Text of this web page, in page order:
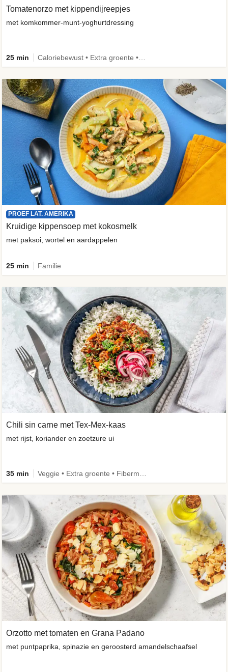
Tomatenorzo met kippendijreepjes
met komkommer-munt-yoghurtdressing
25 min
PROEF LAT. AMERIKA
Kruidige kippensoep met kokosmelk
met paksoi, wortel en aardappelen
25 min Familie
Chili sin carne met Tex-Mex-kaas
met rijst, koriander en zoetzure ui
35 min
Orzotto met tomaten en Grana Padano
met puntpaprika, spinazie en geroosterd amandelschaafsel